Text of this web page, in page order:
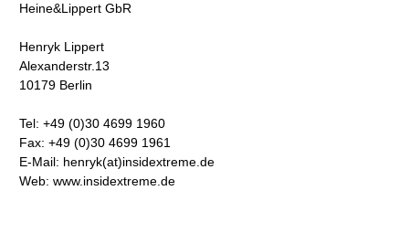
Heine&Lippert GbR
Henryk Lippert
Alexanderstr.13
10179 Berlin
Tel: +49 (0)30 4699 1960
Fax: +49 (0)30 4699 1961
E-Mail: henryk(at)insidextreme.de
Web: www.insidextreme.de